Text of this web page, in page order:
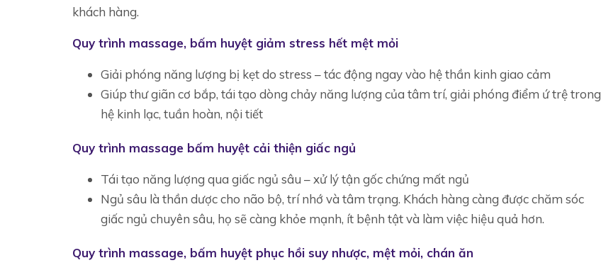
khách hàng.
Quy trình massage, bấm huyệt giảm stress hết mệt mỏi
Giải phóng năng lượng bị kẹt do stress – tác động ngay vào hệ thần kinh giao cảm
Giúp thư giãn cơ bắp, tái tạo dòng chảy năng lượng của tâm trí, giải phóng điểm ứ trệ trong
hệ kinh lạc, tuần hoàn, nội tiết
Quy trình massage bấm huyệt cải thiện giấc ngủ
Tái tạo năng lượng qua giấc ngủ sâu – xử lý tận gốc chứng mất ngủ
Ngủ sâu là thần dược cho não bộ, trí nhớ và tâm trạng. Khách hàng càng được chăm sóc
giấc ngủ chuyên sâu, họ sẽ càng khỏe mạnh, ít bệnh tật và làm việc hiệu quả hơn.
Quy trình massage, bấm huyệt phục hồi suy nhược, mệt mỏi, chán ăn